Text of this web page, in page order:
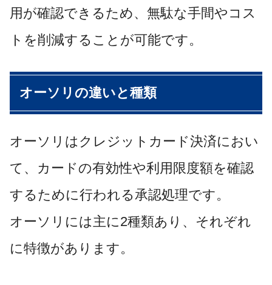
用が確認できるため、無駄な手間やコス
トを削減することが可能です。
オーソリの違いと種類
オーソリはクレジットカード決済におい
て、カードの有効性や利用限度額を確認
するために行われる承認処理です。
オーソリには主に2種類あり、それぞれ
に特徴があります。